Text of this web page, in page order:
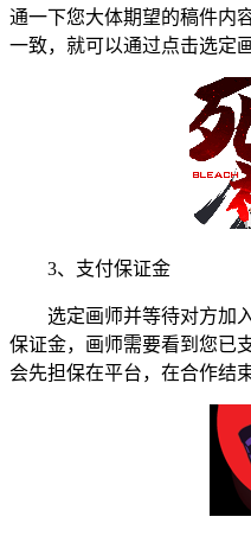
通一下您大体期望的稿件内
一致，就可以通过点击选定
3、支付保证金
选定画师并等待对方加入
保证金，画师需要看到您已
会先担保在平台，在合作结